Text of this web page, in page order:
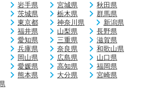
岩手県 宮城県
秋田県
茨城県 栃木県
群馬県
東京都 神奈川県
新潟県
福井県 山梨県
長野県
愛知県 三重県
滋賀県
兵庫県 奈良県
和歌山県
岡山県 広島県
山口県
愛媛県 高知県
福岡県
熊本県 大分県
宮崎県